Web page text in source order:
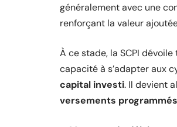
généralement avec une
renforçant la valeur
À ce stade, la SCPI
capacité à s’adapter aux
capital investi. Il devient
versements programmés